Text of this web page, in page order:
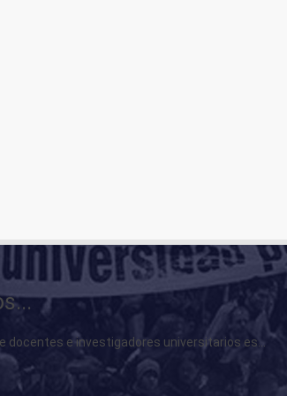
docentes e investigadores universitarios es...